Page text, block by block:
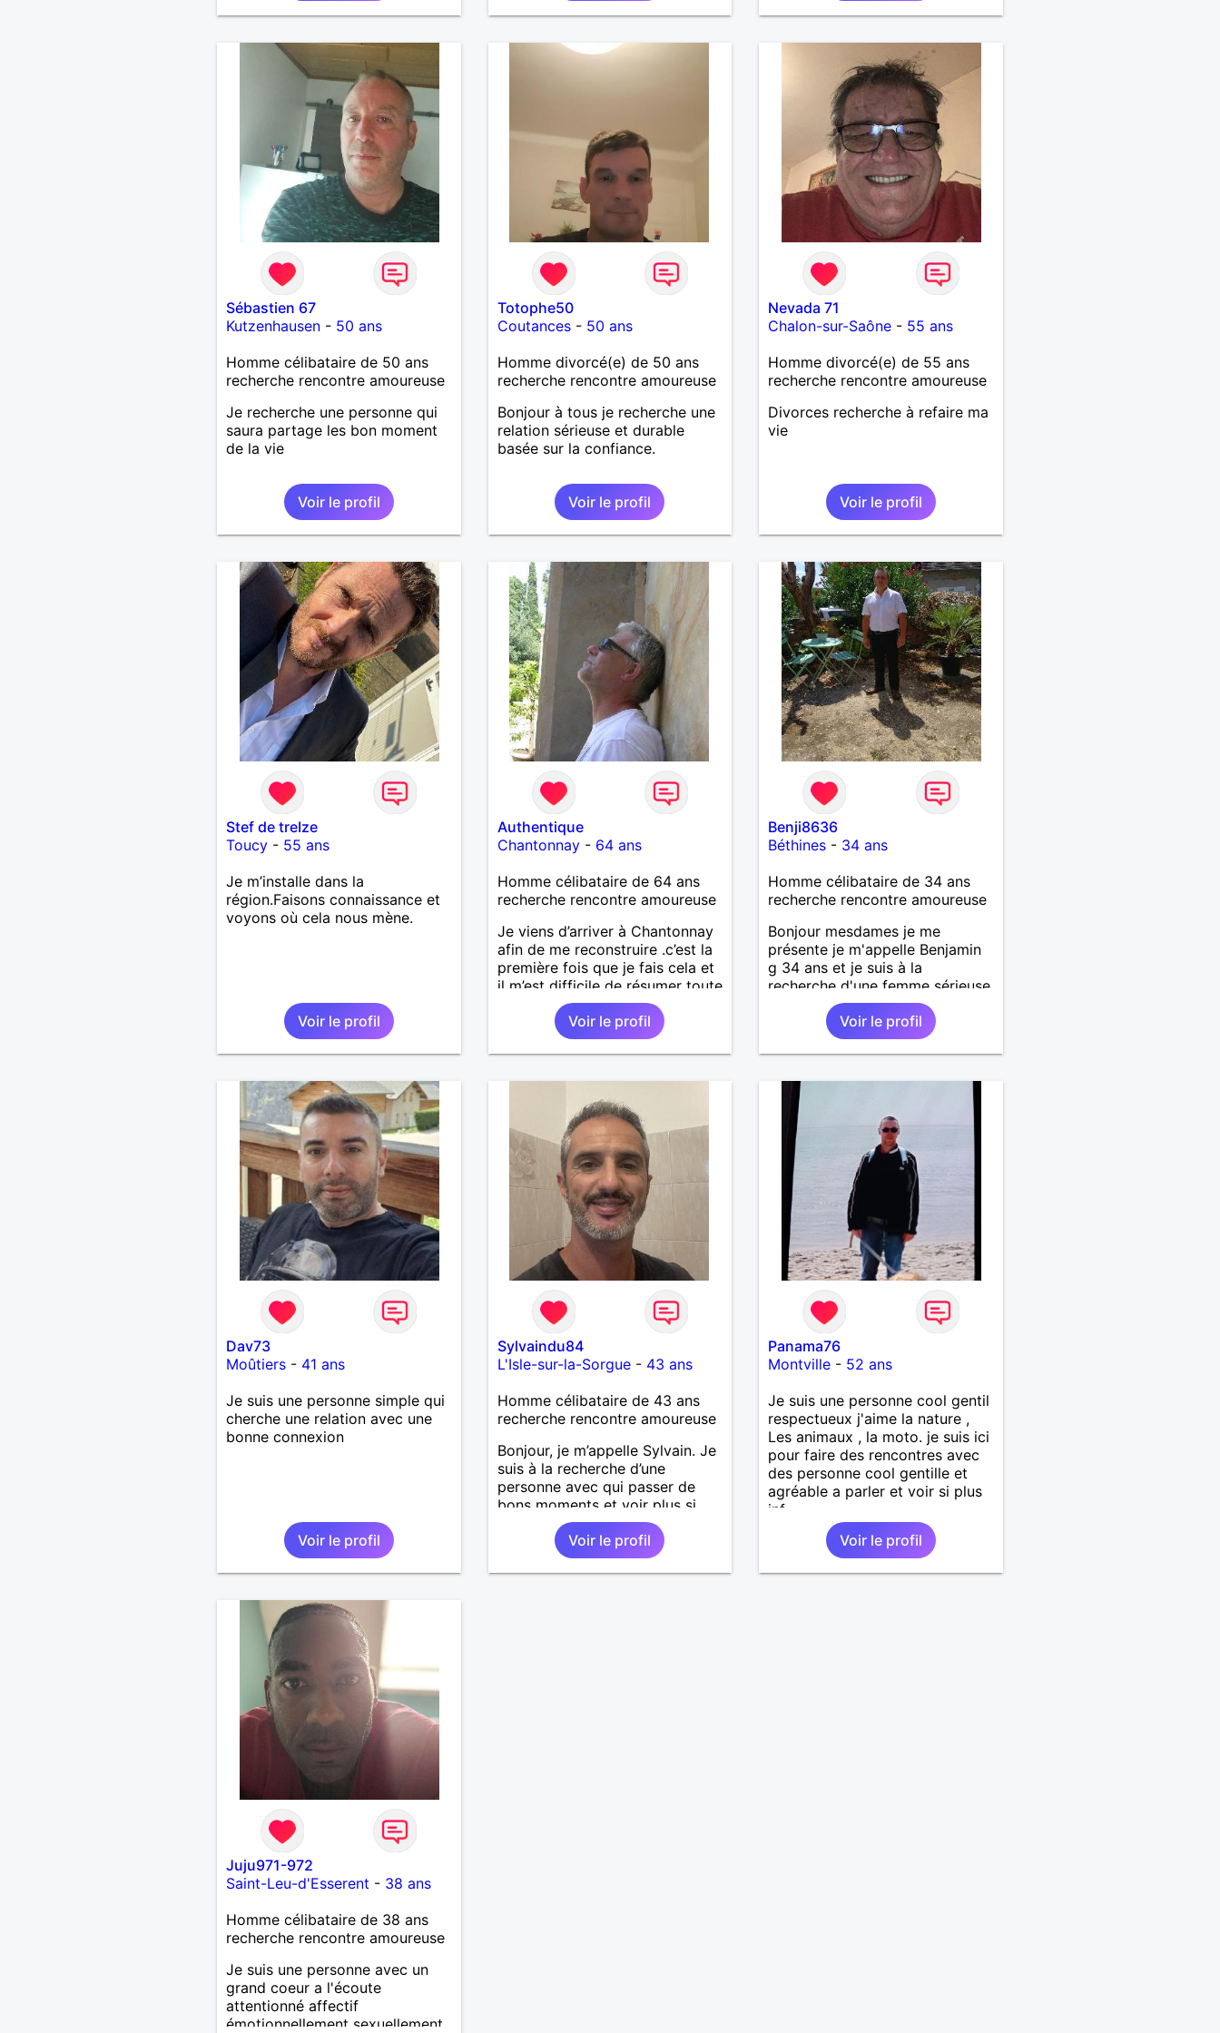
et naturel à vos claviers
Sébastien 67
Kutzenhausen- 50 ans
Homme célibataire de 50 ans
recherche rencontre amoureuse
Je recherche une personne qui
saura partage les bon moment
de la vie
Voir le profil
Totophe50
Coutances- 50 ans
Homme divorcé(e) de 50 ans
recherche rencontre amoureuse
Bonjour à tous je recherche une
relation sérieuse et durable
basée sur la confiance.
Voir le profil
Nevada 71
Chalon-sur-Saône - 55 ans
Homme divorcé(e) de 55 ans
recherche rencontre amoureuse
Divorces recherche à refaire ma
vie
Voir le profil
Stef de treIze
Toucy- 55 ans
Je m’installe dans la
région.Faisons connaissance et
voyons où cela nous mène.
Voir le profil
Authentique
Chantonnay- 64 ans
Homme célibataire de 64 ans
recherche rencontre amoureuse
Je viens d’arriver à Chantonnay
afin de me reconstruire .c’est la
première fois que je fais cela et
il m’est difficile de résumer toute
une vie.je suis à la retraite et
aujourd’hui c’est mon
anniversaire !J’aimerais
rencontrer quelqu’un qui partage
Voir le profil
Benji8636
Béthines - 34 ans
Homme célibataire de 34 ans
recherche rencontre amoureuse
Bonjour mesdames je me
présente je m'appelle Benjamin
g 34 ans et je suis à la
recherche d'une femme sérieuse
attentionné, respectueuse
Voir le profil
Dav73
Moûtiers- 41 ans
Je suis une personne simple qui
cherche une relation avec une
bonne connexion
Voir le profil
Sylvaindu84
L'Isle-sur-la-Sorgue- 43 ans
Homme célibataire de 43 ans
recherche rencontre amoureuse
Bonjour, je m’appelle Sylvain. Je
suis à la recherche d’une
personne avec qui passer de
bons moments et voir plus si
nous nous correspondons.
J’aime la nature, les voyages et
aussi faire la fête de temps en
temps ;-)Je suis papa d’un petit
Voir le profil
Panama76
Montville - 52 ans
Je suis une personne cool gentil
respectueux j'aime la nature ,
Les animaux , la moto. je suis ici
pour faire des rencontres avec
des personne cool gentille et
agréable a parler et voir si plus
inf
Voir le profil
Juju971-972
Saint-Leu-d'Esserent - 38 ans
Homme célibataire de 38 ans
recherche rencontre amoureuse
Je suis une personne avec un
grand coeur a l'écoute
attentionné affectif
émotionnellement sexuellement